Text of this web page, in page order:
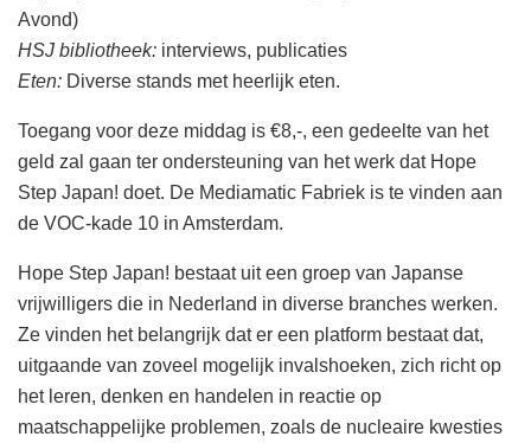
Avond)
HSJ bibliotheek: interviews, publicaties
Eten: Diverse stands met heerlijk eten.
Toegang voor deze middag is €8,-, een gedeelte van het
geld zal gaan ter ondersteuning van het werk dat Hope
Step Japan! doet. De Mediamatic Fabriek is te vinden aan
de VOC-kade 10 in Amsterdam.
Hope Step Japan! bestaat uit een groep van Japanse
vrijwilligers die in Nederland in diverse branches werken.
Ze vinden het belangrijk dat er een platform bestaat dat,
uitgaande van zoveel mogelijk invalshoeken, zich richt op
het leren, denken en handelen in reactie op
maatschappelijke problemen, zoals de nucleaire kwesties